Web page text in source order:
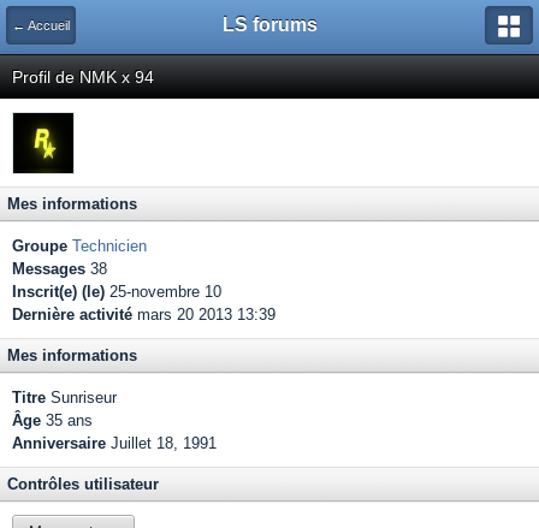
← Accueil LS forums
Profil de NMK x 94
Mes informations
Groupe Technicien
Messages 38
Inscrit(e) (le) 25-novembre 10
Dernière activité mars 20 2013 13:39
Mes informations
Titre Sunriseur
Âge 35 ans
Anniversaire Juillet 18, 1991
Contrôles utilisateur